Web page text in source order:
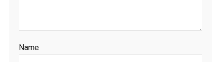
Name